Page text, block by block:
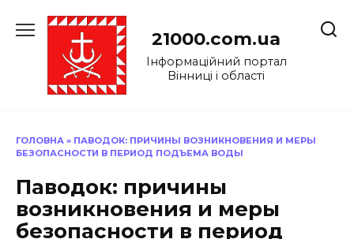
до
21000.com.ua
Інформаційний портал
Вінниці і області
ГОЛОВНА » ПАВОДОК: ПРИЧИНЫ ВОЗНИКНОВЕНИЯ И МЕРЫ
БЕЗОПАСНОСТИ В ПЕРИОД ПОДЪЕМА ВОДЫ
Паводок: причины
возникновения и меры
безопасности в период